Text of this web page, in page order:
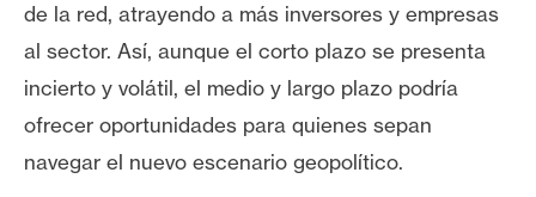
de la red, atrayendo a más inversores y empresas
al sector. Así, aunque el corto plazo se presenta
incierto y volátil, el medio y largo plazo podría
ofrecer oportunidades para quienes sepan
navegar el nuevo escenario geopolítico.